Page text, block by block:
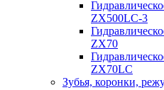
ZX500LC-3
ZX70
ZX70LC
Зубья, коронки,